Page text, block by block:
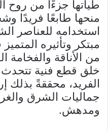
طياتها جزءًا من روح
منحها طابعًا فريدًا
استخدامه للعناصر
مبتكر وتأثيره
من الأناقة
خلق قطع فنية تتحدث
الفريد، محققةً بذلك
جماليات الشرق
ومدهش.